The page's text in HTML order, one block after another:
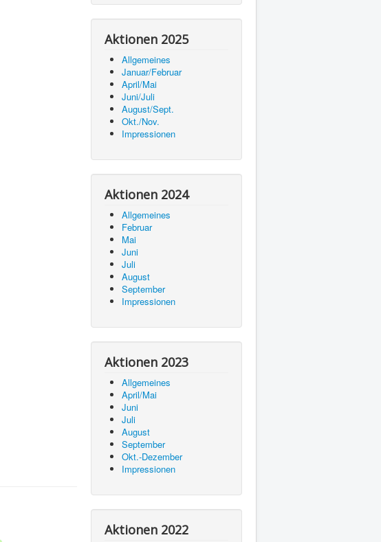
Aktionen 2025
Allgemeines
Januar/Februar
April/Mai
Juni/Juli
August/Sept.
Okt./Nov.
Impressionen
Aktionen 2024
Allgemeines
Februar
Mai
Juni
Juli
August
September
Impressionen
Aktionen 2023
Allgemeines
April/Mai
Juni
Juli
August
September
Okt.-Dezember
Impressionen
Aktionen 2022